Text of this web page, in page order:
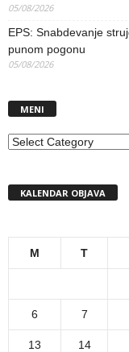
05/08/2026
EPS: Snabdevanje
punom pogonu
05/08/2026
MENI
MENI
KALENDAR OBJAVA
M T
6 7
13 14